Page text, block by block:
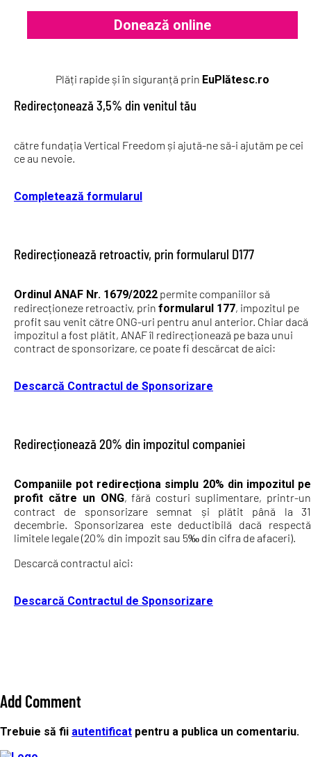
Plăți rapide și în siguranță prin EuPlătesc.ro
Redirecțonează 3,5% din venitul tău
către fundația Vertical Freedom și ajută-ne să-i ajutăm pe cei
ce au nevoie.
Completează formularul
Redirecționează retroactiv, prin formularul D177
Ordinul ANAF Nr. 1679/2022 permite companiilor să
redirecționeze retroactiv, prin formularul 177, impozitul pe
profit sau venit către ONG-uri pentru anul anterior. Chiar dacă
impozitul a fost plătit, ANAF îl redirecționează pe baza unui
contract de sponsorizare, ce poate fi descărcat de aici:
Descarcă Contractul de Sponsorizare
Redirecționează 20% din impozitul companiei
Companiile pot redirecționa simplu 20% din impozitul pe
profit către un ONG, fără costuri suplimentare, printr-un
contract de sponsorizare semnat și plătit până la 31
decembrie. Sponsorizarea este deductibilă dacă respectă
limitele legale (20% din impozit sau 5‰ din cifra de afaceri).
Descarcă contractul aici:
Descarcă Contractul de Sponsorizare
Add Comment
Trebuie să fii autentificat pentru a publica un comentariu.